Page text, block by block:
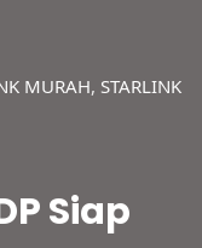
wilayah
MURAH, STARLINK
Siap